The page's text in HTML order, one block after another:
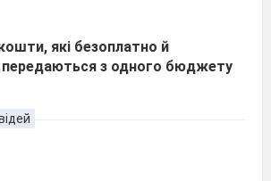
які безоплатно й
передаються з одного бюджету